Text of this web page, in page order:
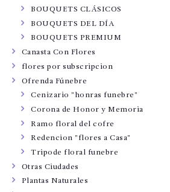
BOUQUETS CLÁSICOS
BOUQUETS DEL DÍA
BOUQUETS PREMIUM
Canasta Con Flores
flores por subscripcion
Ofrenda Fúnebre
Cenizario "honras funebre"
Corona de Honor y Memoria
Ramo floral del cofre
Redencion "flores a Casa"
Tripode floral funebre
Otras Ciudades
Plantas Naturales